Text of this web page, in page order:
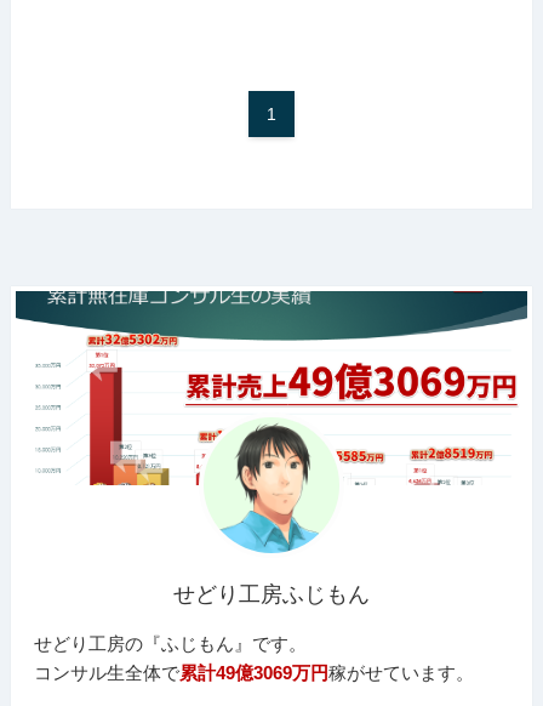
1
せどり工房ふじもん
せどり工房の『ふじもん』です。
コンサル生全体で累計49億3069万円稼がせています。